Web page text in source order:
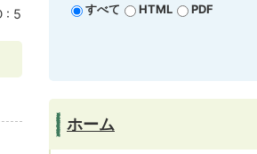
: 5
すべて
HTML PDF
ホーム